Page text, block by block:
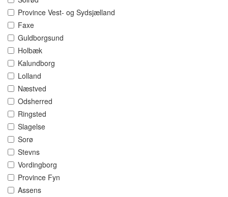
Province Vest- og Sydsjælland
Faxe
Guldborgsund
Holbæk
Kalundborg
Lolland
Næstved
Odsherred
Ringsted
Slagelse
Sorø
Stevns
Vordingborg
Province Fyn
Assens